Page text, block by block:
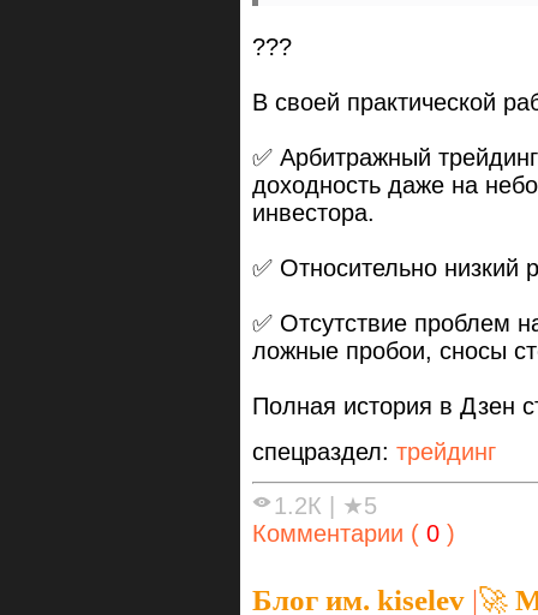
???
В своей практической
✅ Арбитражный
доходность даже на
инвестора.
✅ Относительно низкий
✅ Отсутствие проблем
ложные пробои, сносы
Полная история в Дзен
спецраздел: трейдинг
1.2К
★5
Комментарии ( 0 )
Блог им. kiselev |🚀